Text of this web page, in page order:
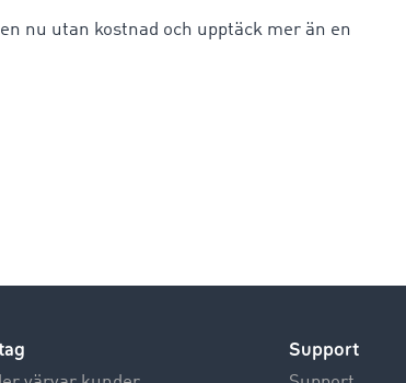
nu utan kostnad och upptäck mer än en
Support